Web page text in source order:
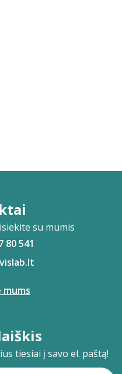
su mumis
80 541
tiesiai į savo el. paštą!